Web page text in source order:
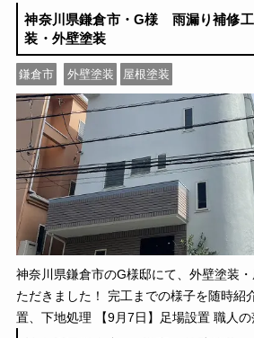
キングの粉などを業務用高圧洗浄 […]
神奈川県鎌倉市・G様 雨漏り補修
装・外壁塗装
鎌倉市 外壁塗装 屋根塗装
神奈川県鎌倉市のG様邸にて、外壁塗装
ただきました！ 完工までの様子を随時紹
置、下地処理 【9月7日】足場設置 職人